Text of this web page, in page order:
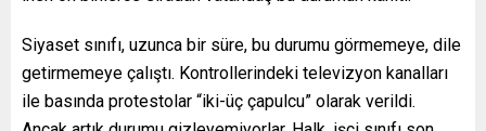
Siyaset sınıfı, uzunca bir süre, bu durumu görmemeye, dile
getirmemeye çalıştı. Kontrollerindeki televizyon kanalları
ile basında protestolar “iki-üç çapulcu” olarak verildi.